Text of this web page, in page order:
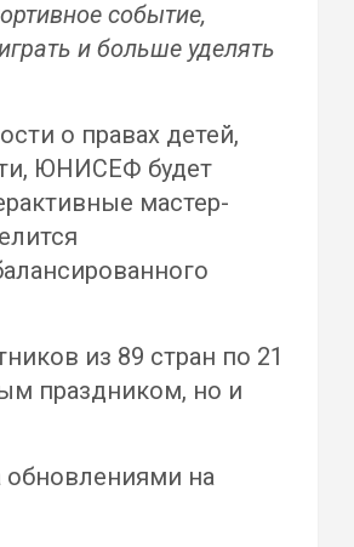
событие,
и больше уделять
о правах детей,
ЮНИСЕФ будет
мастер-
из 89 стран по 21
праздником, но и
обновлениями на